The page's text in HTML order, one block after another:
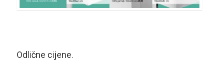
Odlične cijene.